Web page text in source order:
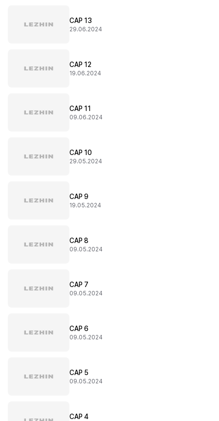
CAP 13
29.06.2024
CAP 12
19.06.2024
CAP 11
09.06.2024
CAP 10
29.05.2024
CAP 9
19.05.2024
CAP 8
09.05.2024
CAP 7
09.05.2024
CAP 6
09.05.2024
CAP 5
09.05.2024
CAP 4